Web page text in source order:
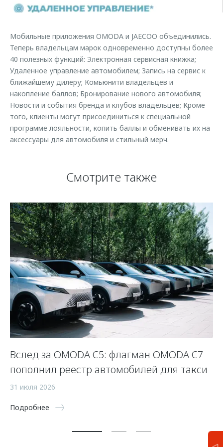
Страхование
Аксессуары
Одежда и сувениры
Оригинальные аксессуары
Запчасти
Трейд-ин
Калькулятор трейд-ин
Клиентская поддержка
Клуб владельцев OMODA
Приложение O&J
Аксессуары
Одежда и сувениры
Оригинальные аксессуары
Запчасти
Обратная связь
Мобильные приложения OMODA и JAECOO объединились.
Теперь владельцам марок одновременно доступны более
40 полезных функций: Электронная сервисная книжка;
Удаленное управление автомобилем; Запись на сервис к
ближайшему дилеру; Комьюнити владельцев и
накопление баллов; Бронирование нового автомобиля;
Новости и события бренда и клубов владельцев; Кроме
того, клиенты могут присоединиться к специальной
программе лояльности, копить баллы и обменивать их на
аксессуары для автомобиля и стильный мерч.
Смотрите также
Вслед за OMODA C5: флагман OMODA C7
пополнил реестр автомобилей для такси
31 июля 2026
Подробнее